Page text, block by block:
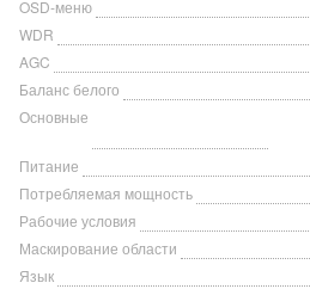
OSD-меню
WDR
AGC
Баланс белого
Основные
Питание
Потребляемая мощность
Рабочие условия
Маскирование области
Язык